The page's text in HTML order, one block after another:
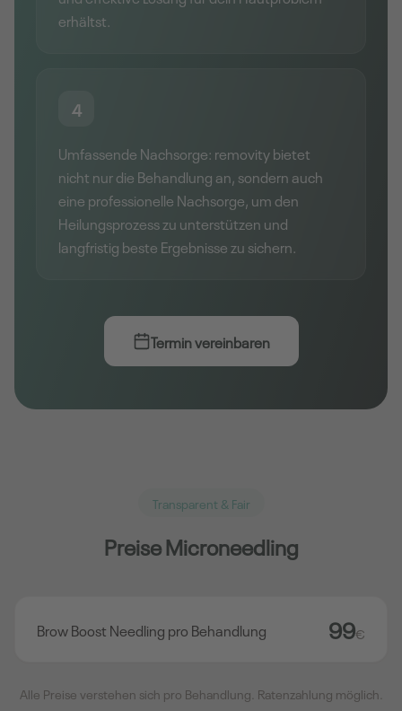
erhältst.
4
Umfassende Nachsorge: removity bietet
nicht nur die Behandlung an, sondern auch
eine professionelle Nachsorge, um den
Heilungsprozess zu unterstützen und
langfristig beste Ergebnisse zu sichern.
Termin vereinbaren
Transparent & Fair
Preise Microneedling
Brow Boost Needling pro Behandlung 99€
Alle Preise verstehen sich pro Behandlung. Ratenzahlung möglich.